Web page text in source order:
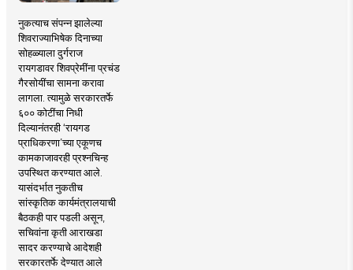
नुकत्याच संपन्न झालेल्या
शिवराज्याभिषेक दिनाच्या
सोहळ्याला दुर्गराज
रायगडावर शिवप्रेमींना प्रचंड
गैरसोयींचा सामना करावा
लागला. त्यामुळे सरकारतर्फे
६०० कोटींचा निधी
दिल्यानंतरही ‘रायगड
प्राधिकरणा’च्या एकूणच
कामकाजावरही प्रश्नचिन्ह
उपस्थित करण्यात आले.
यासंदर्भात नुकतीच
सांस्कृतिक कार्यमंत्रालयाची
बैठकही पार पडली असून,
सचिवांना कृती आराखडा
सादर करण्याचे आदेशही
सरकारतर्फे देण्यात आले